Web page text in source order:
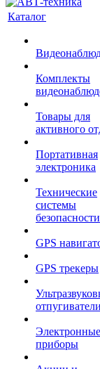
Каталог
Комплекты
Товары для
активного
Портативная
электроника
Технические
системы
безопасности
GPS
GPS трекеры
отпугиватели
Электронные
приборы